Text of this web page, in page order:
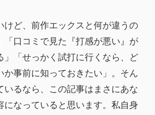
けど、前作エックスと何が違うの
「口コミで見た『打感が悪い』が
」「せっかく試打に行くなら、ど
か事前に知っておきたい」。そん
いるなら、この記事はまさにあな
になっていると思います。私自身